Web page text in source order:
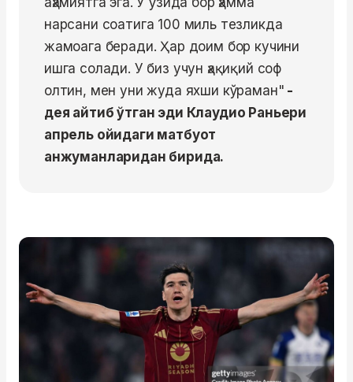
нарсани соатига 100 миль тезликда
жамоага беради. Ҳар доим бор кучини
ишга солади. У биз учун ҳақиқий соф
олтин, мен уни жуда яхши кўраман" -
дея айтиб ўтган эди Клаудио Раньери
апрель ойидаги матбуот
анжуманларидан бирида.